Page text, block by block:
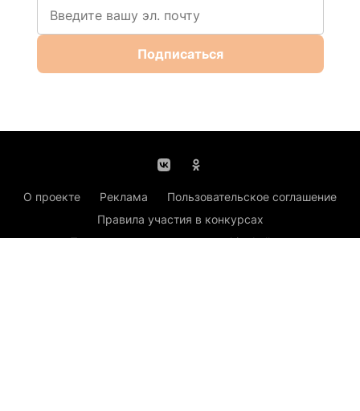
Подписаться
О проекте Реклама
Пользовательское соглашение
Правила участия в конкурсах
Политика использования cookie-файлов